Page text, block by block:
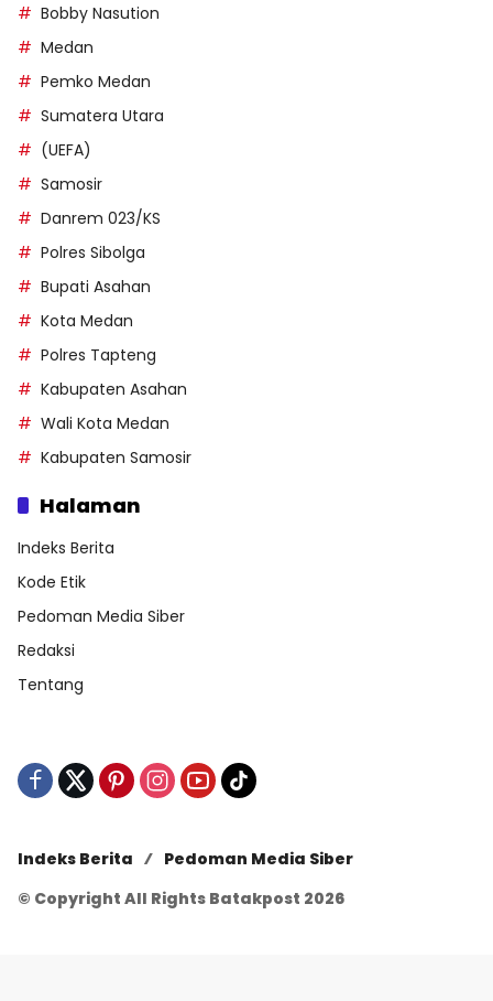
Bobby Nasution
Medan
Pemko Medan
Sumatera Utara
(UEFA)
Samosir
Danrem 023/KS
Polres Sibolga
Bupati Asahan
Kota Medan
Polres Tapteng
Kabupaten Asahan
Wali Kota Medan
Kabupaten Samosir
Halaman
Indeks Berita
Kode Etik
Pedoman Media Siber
Redaksi
Tentang
Indeks Berita
Pedoman Media Siber
© Copyright All Rights Batakpost 2026